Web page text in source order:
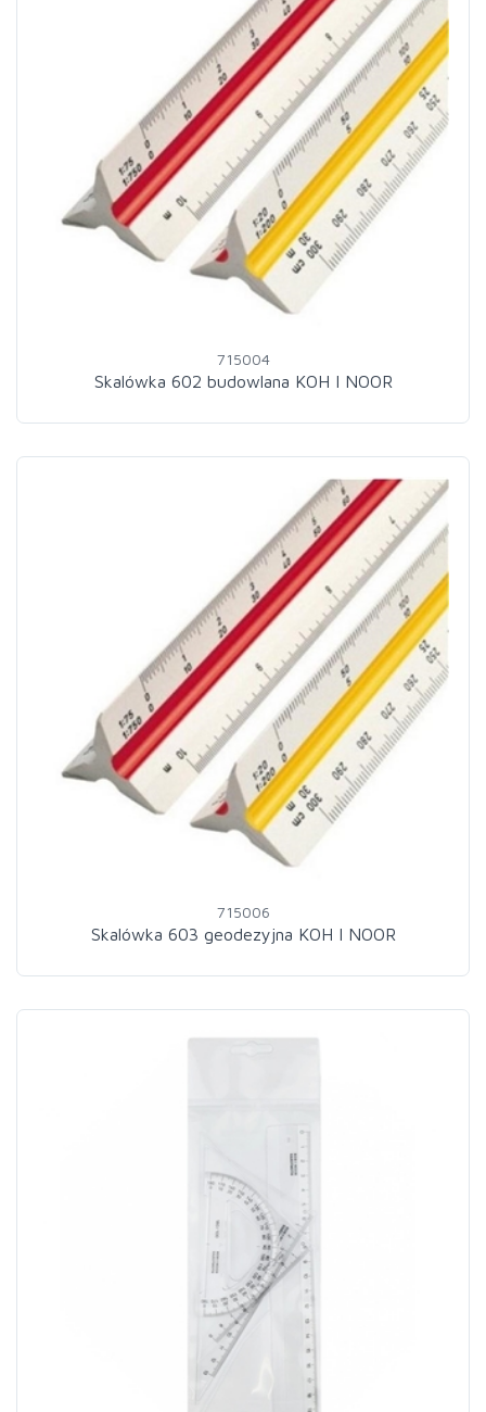
715004
Skalówka 602 budowlana KOH I NOOR
715006
Skalówka 603 geodezyjna KOH I NOOR